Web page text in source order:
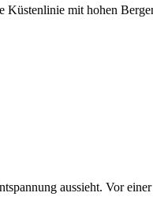
mit hohen
aussieht. Vor